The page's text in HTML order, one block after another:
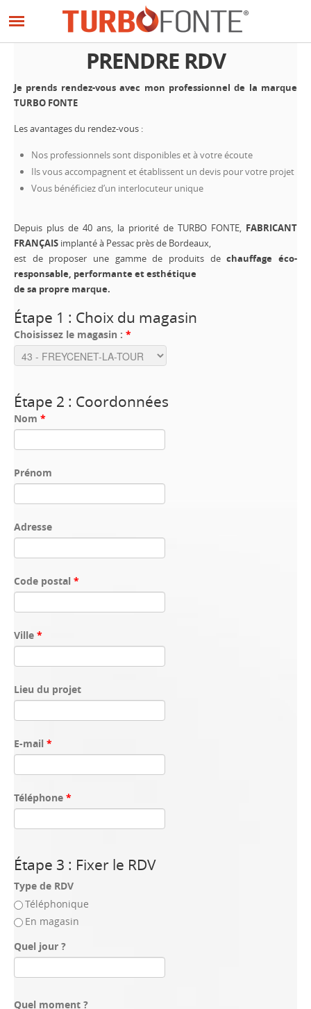
au
PRENDRE RDV
Je prends rendez-vous avec mon professionnel de la marque
TURBO FONTE
Les avantages du rendez-vous :
Nos professionnels sont disponibles et à votre écoute
Ils vous accompagnent et établissent un devis pour votre projet
Vous bénéficiez d’un interlocuteur unique
Depuis plus de 40 ans, la priorité de TURBO FONTE, FABRICANT
FRANÇAIS implanté à Pessac près de Bordeaux,
est de proposer une gamme de produits dechauffage éco-
responsable, performante et esthétique
de sa propre marque.
Étape 1 : Choix du magasin
Choisissez le magasin : *
Étape 2 : Coordonnées
Nom *
Prénom
Adresse
Code postal *
Ville *
Lieu du projet
E-mail *
Téléphone *
Étape 3 : Fixer le RDV
Type de RDV
Téléphonique
En magasin
Quel jour ?
Quel moment ?
Panneau de gestion des cookies